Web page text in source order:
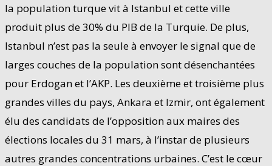
la population turque vit à Istanbul et cette ville
produit plus de 30% du PIB de la Turquie. De plus,
Istanbul n’est pas la seule à envoyer le signal que de
larges couches de la population sont désenchantées
pour Erdogan et l’AKP. Les deuxième et troisième plus
grandes villes du pays, Ankara et Izmir, ont également
élu des candidats de l’opposition aux maires des
élections locales du 31 mars, à l’instar de plusieurs
autres grandes concentrations urbaines. C’est le cœur